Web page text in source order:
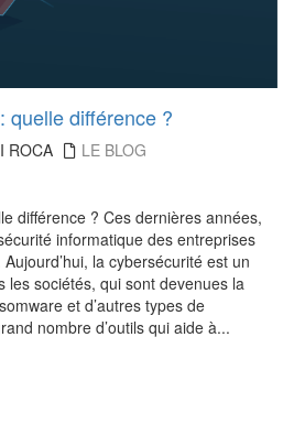
quelle différence ?
ROCA LE BLOG
différence ? Ces dernières années,
informatique des entreprises
la cybersécurité est un
les sociétés, qui sont devenues la
et d’autres types de
nombre d’outils qui aide à...